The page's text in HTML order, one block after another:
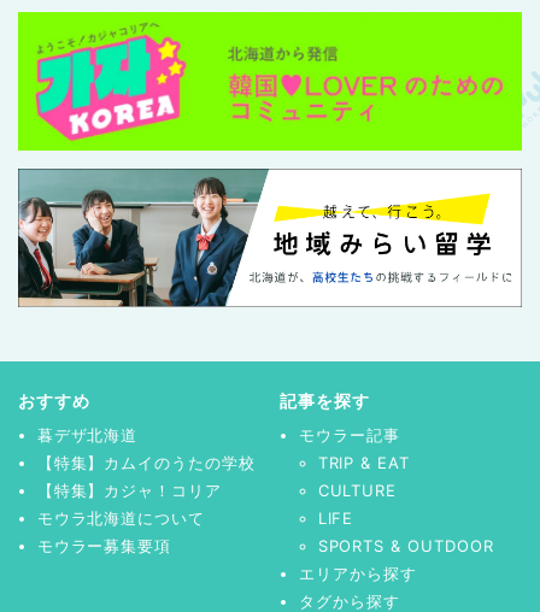
おすすめ
暮デザ北海道
【特集】カムイのうたの学校
【特集】カジャ！コリア
モウラ北海道について
モウラー募集要項
記事を探す
モウラー記事
TRIP & EAT
CULTURE
LIFE
SPORTS & OUTDOOR
エリアから探す
タグから探す